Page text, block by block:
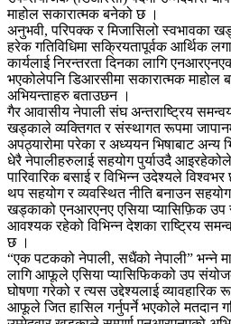
माहोल सकारात्मक बनेको छ ।
अनुभवी, परिपक्क र मिजासिलो स्वभावका
हरेक गतिविधिमा सक्रियतापूर्वक आर्थिक
कार्यलाई निरन्तरता दिनका लागि
भएकोलेपनि डिआरसीमा सकारात्मक माहोल
अभियन्ताहरु बताउछन ।
गैर आवासीय नेपाली संघ अन्तराष्ट्रिय
खड्काले व्यक्तिगत र संस्थागत रूपमा
अपठ्यारोमा परेका र अध्ययन भिषाबाट अन्य
धेरै नेपालीहरुलाई सहयोग पुर्याउदै आइरहेकोले
पारिवारिक बसाई र विभिन्न उदेश्यले
थप सहयोग र व्यवस्थित नीति बनाउन सहयोग
खड्काको एनआरएनए एसिया प्यासिफ़िक
आवश्यक रहेको विभिन्न देशका राष्ट्रिय
छ ।
“एक पटकको नेपाली, सधैंको नेपाली” भन्ने
लागि आफूले एसिया प्यासिफिकको उप
घोषणा गरेको र त्यस उद्देश्यलाई व्यावहारिक
आफूले जित हासिल गर्नुपर्ने भएकोले मतदान